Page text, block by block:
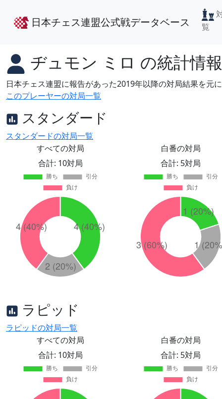
日本チェス連盟公式戦データベース
覧
ヂュモン ミロ の統計情報
日本チェス連盟に報告があった2019年以降の対局結果を元
このプレーヤーの対局一覧
スタンダード
スタンダードの対局一覧
すべての対局
合計: 10対局
白番の対局
合計: 5対局
ラピッド
ラピッドの対局一覧
すべての対局
合計: 10対局
白番の対局
合計: 5対局